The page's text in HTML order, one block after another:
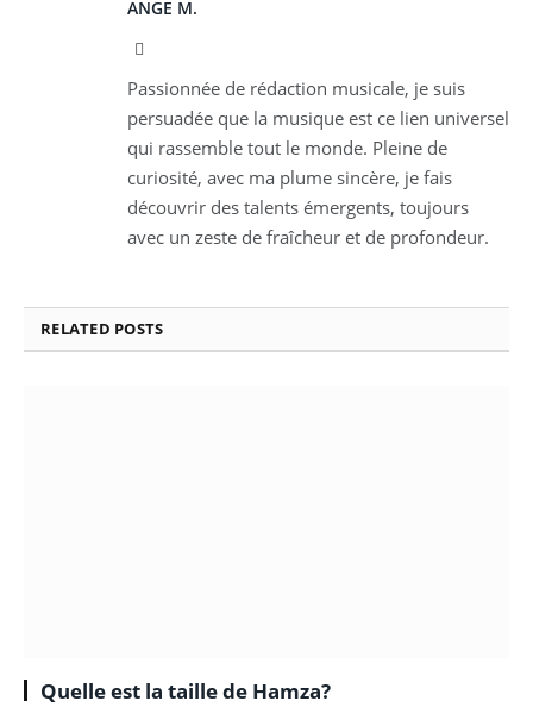
ANGE M.
Passionnée de rédaction musicale, je suis
persuadée que la musique est ce lien universel
qui rassemble tout le monde. Pleine de
curiosité, avec ma plume sincère, je fais
découvrir des talents émergents, toujours
avec un zeste de fraîcheur et de profondeur.
RELATED POSTS
Quelle est la taille de Hamza?